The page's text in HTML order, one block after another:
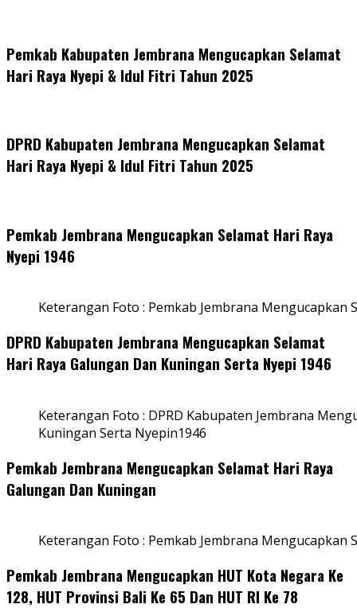
Pemkab Kabupaten Jembrana Mengucapkan Selamat
Hari Raya Nyepi & Idul Fitri Tahun 2025
DPRD Kabupaten Jembrana Mengucapkan Selamat
Hari Raya Nyepi & Idul Fitri Tahun 2025
Pemkab Jembrana Mengucapkan Selamat Hari Raya
Nyepi 1946
Keterangan Foto : Pemkab Jembrana Mengucapkan
DPRD Kabupaten Jembrana Mengucapkan Selamat
Hari Raya Galungan Dan Kuningan Serta Nyepi 1946
Keterangan Foto : DPRD Kabupaten Jembrana
Kuningan Serta Nyepin1946
Pemkab Jembrana Mengucapkan Selamat Hari Raya
Galungan Dan Kuningan
Keterangan Foto : Pemkab Jembrana Mengucapkan
Pemkab Jembrana Mengucapkan HUT Kota Negara Ke
128, HUT Provinsi Bali Ke 65 Dan HUT RI Ke 78